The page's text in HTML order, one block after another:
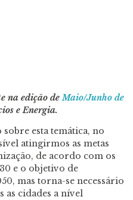
na edição deMaio/Junho de
e Energia.
esta temática, no
atingirmos as metas
de acordo com os
e o objetivo de
mas torna-se necessário
as cidades a nível